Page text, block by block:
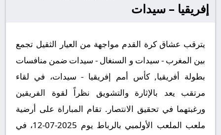
إفريقيا – سيدات
يترقب عشاق كرة القدم مواجهة من العيار الثقيل تجمع
بين المغرب - سيدات و السنغال - سيدات ضمن منافسات
بطولة أفريقيا, كأس أمم إفريقيا - سيدات، في لقاء
مرتقب يعد بالإثارة والتشويق نظراً لقوة الفريقين
ورغبتهما في تحقيق الانتصار. تقام المباراة على أرضية
ملعب الملعب الأولمبي بالرباط يوم 2025-07-12، في